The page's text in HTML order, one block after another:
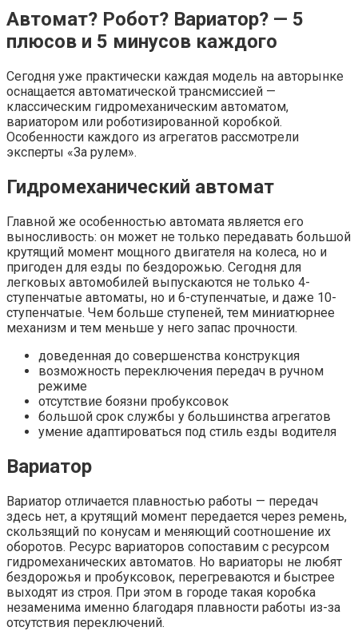
Автомат? Робот? Вариатор? — 5
плюсов и 5 минусов каждого
Сегодня уже практически каждая модель на авторынке
оснащается автоматической трансмиссией —
классическим гидромеханическим автоматом,
вариатором или роботизированной коробкой.
Особенности каждого из агрегатов рассмотрели
эксперты «За рулем».
Гидромеханический автомат
Главной же особенностью автомата является его
выносливость: он может не только передавать большой
крутящий момент мощного двигателя на колеса, но и
пригоден для езды по бездорожью. Сегодня для
легковых автомобилей выпускаются не только 4-
ступенчатые автоматы, но и 6-ступенчатые, и даже 10-
ступенчатые. Чем больше ступеней, тем миниатюрнее
механизм и тем меньше у него запас прочности.
доведенная до совершенства конструкция
возможность переключения передач в ручном
режиме
отсутствие боязни пробуксовок
большой срок службы у большинства агрегатов
умение адаптироваться под стиль езды водителя
Вариатор
Вариатор отличается плавностью работы — передач
здесь нет, а крутящий момент передается через ремень,
скользящий по конусам и меняющий соотношение их
оборотов. Ресурс вариаторов сопоставим с ресурсом
гидромеханических автоматов. Но вариаторы не любят
бездорожья и пробуксовок, перегреваются и быстрее
выходят из строя. При этом в городе такая коробка
незаменима именно благодаря плавности работы из-за
отсутствия переключений.